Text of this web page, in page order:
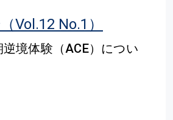
Vol.12 No.1）
境体験（ACE）につい